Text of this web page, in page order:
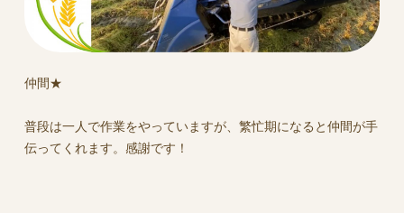
仲間★
普段は一人で作業をやっていますが、繁忙期になると仲間が手
伝ってくれます。感謝です！